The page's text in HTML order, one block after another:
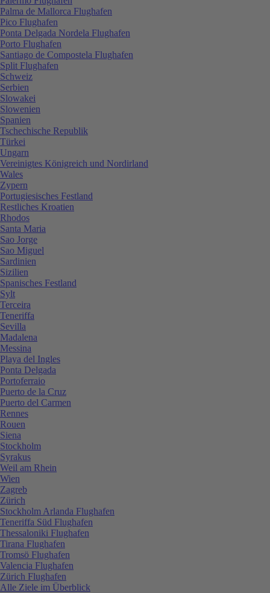
Palma de Mallorca Flughafen
Pico Flughafen
Ponta Delgada Nordela Flughafen
Porto Flughafen
Santiago de Compostela Flughafen
Split Flughafen
Schweiz
Serbien
Slowakei
Slowenien
Spanien
Tschechische Republik
Türkei
Ungarn
Vereinigtes Königreich und Nordirland
Wales
Zypern
Portugiesisches Festland
Restliches Kroatien
Rhodos
Santa Maria
Sao Jorge
Sao Miguel
Sardinien
Sizilien
Spanisches Festland
Sylt
Terceira
Teneriffa
Sevilla
Madalena
Messina
Playa del Ingles
Ponta Delgada
Portoferraio
Puerto de la Cruz
Puerto del Carmen
Rennes
Rouen
Siena
Stockholm
Syrakus
Weil am Rhein
Wien
Zagreb
Zürich
Stockholm Arlanda Flughafen
Teneriffa Süd Flughafen
Thessaloniki Flughafen
Tirana Flughafen
Tromsö Flughafen
Valencia Flughafen
Zürich Flughafen
Alle Ziele im Überblick